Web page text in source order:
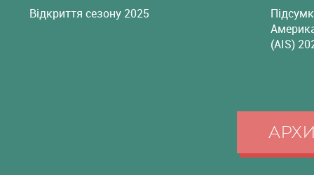
Відкриття сезону 2025
(AIS)